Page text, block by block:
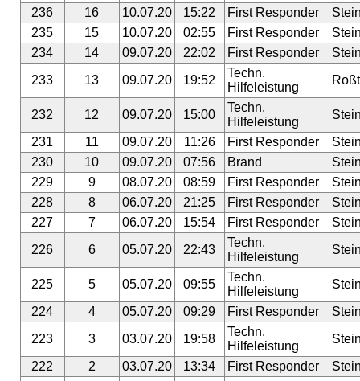
236
16 10.07.20 15:22 First Responder
235
15 10.07.20 02:55 First Responder
234
14 09.07.20 22:02 First Responder
233
13 09.07.20 19:52
Techn.
Hilfeleistung
232 12 09.07.20 15:00
Techn.
Hilfeleistung
231
11 09.07.20 11:26 First Responder
230
10 09.07.20 07:56 Brand
229
9 08.07.20 08:59 First Responder
228
8 06.07.20 21:25 First Responder
227
7 06.07.20 15:54 First Responder
226
6 05.07.20 22:43
Techn.
Hilfeleistung
225 5 05.07.20 09:55
Techn.
Hilfeleistung
224
4 05.07.20 09:29 First Responder
223
3 03.07.20 19:58
Techn.
Hilfeleistung
222
2 03.07.20 13:34 First Responder